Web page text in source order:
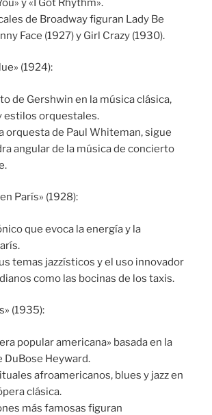
y «I Got Rhythm».
de Broadway figuran Lady Be
Face (1927) y Girl Crazy (1930).
(1924):
de Gershwin en la música clásica,
estilos orquestales.
orquesta de Paul Whiteman, sigue
angular de la música de concierto
París» (1928):
que evoca la energía y la
temas jazzísticos y el uso innovador
como las bocinas de los taxis.
(1935):
popular americana» basada en la
DuBose Heyward.
afroamericanos, blues y jazz en
clásica.
más famosas figuran